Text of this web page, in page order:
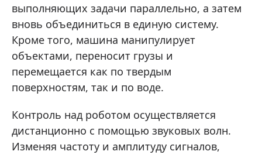
выполняющих задачи параллельно, а затем
вновь объединиться в единую систему.
Кроме того, машина манипулирует
объектами, переносит грузы и
перемещается как по твердым
поверхностям, так и по воде.
Контроль над роботом осуществляется
дистанционно с помощью звуковых волн.
Изменяя частоту и амплитуду сигналов,